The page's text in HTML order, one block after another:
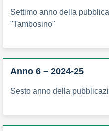
Settimo anno della
"Tambosino"
Anno 6 – 2024-25
Sesto anno della